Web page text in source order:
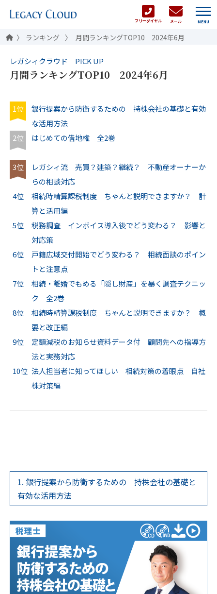
フリーダイヤル メール MENU
ランキング 月間ランキングTOP10 2024年6月
レガシィクラウド PICK UP
月間ランキングTOP10 2024年6月
1位
銀行提案から防衛するための 持株会社の基礎と有効
な活用方法
2位
はじめての借地権 全2巻
3位
レガシィ流 売買？建築？継続？ 不動産オーナーか
らの相談対応
4位
相続時精算課税制度 ちゃんと説明できますか？ 計
算と活用編
5位
税務調査 インボイス導入後でどう変わる？ 影響と
対応策
6位
戸籍広域交付開始でどう変わる？ 相続面談のポイン
トと注意点
7位
相続・離婚でもめる「隠し財産」を暴く調査テクニッ
ク 全2巻
8位
相続時精算課税制度 ちゃんと説明できますか？ 概
要と改正編
9位
定額減税のお知らせ資料データ付 顧問先への指導方
法と実務対応
10位 法人担当者に知ってほしい 相続対策の着眼点 自社
株対策編
1. 銀行提案から防衛するための 持株会社の基礎と
有効な活用方法